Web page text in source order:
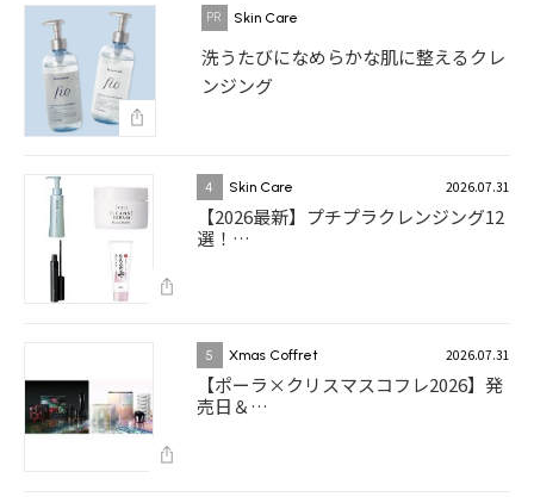
Skin Care
洗うたびになめらかな肌に整えるクレ
ンジング
4 Skin Care 2026.07.31
【2026最新】プチプラクレンジング12
選！…
5 Xmas Coffret 2026.07.31
【ポーラ×クリスマスコフレ2026】発
売日＆…